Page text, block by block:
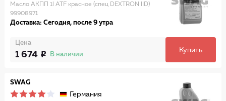
Масло АКПП 1l ATF красное (спец DEXTRON IID)
99908971
Доставка: Сегодня, после 9 утра
Цена
1 674 В наличии
Купить
SWAG
Германия